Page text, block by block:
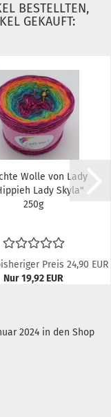
BESTELLTEN,
GEKAUFT:
Wolle von Lady
Lady Skyla"
250g
Preis 24,90 EUR
Nur 19,92 EUR
2024 in den Shop